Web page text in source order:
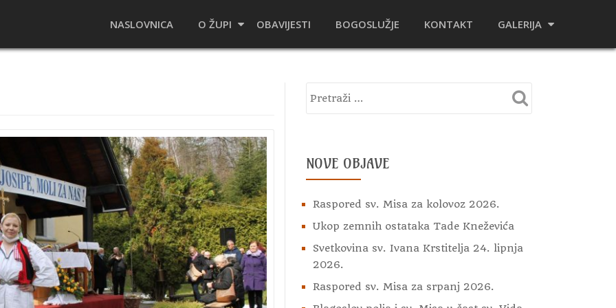
NASLOVNICA O ŽUPI OBAVIJESTI BOGOSLUŽJE KONTAKT GALERIJA
NOVE OBJAVE
Raspored sv. Misa za kolovoz 2026.
Ukop zemnih ostataka Tade Kneževića
Svetkovina sv. Ivana Krstitelja 24. lipnja
2026.
Raspored sv. Misa za srpanj 2026.